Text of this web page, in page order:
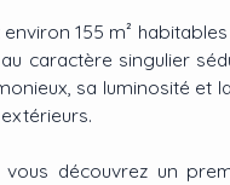
155 m² habitables
caractère singulier
sa luminosité et
vous découvrez un